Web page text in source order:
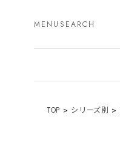
MENU SEARCH
TOP シリーズ別